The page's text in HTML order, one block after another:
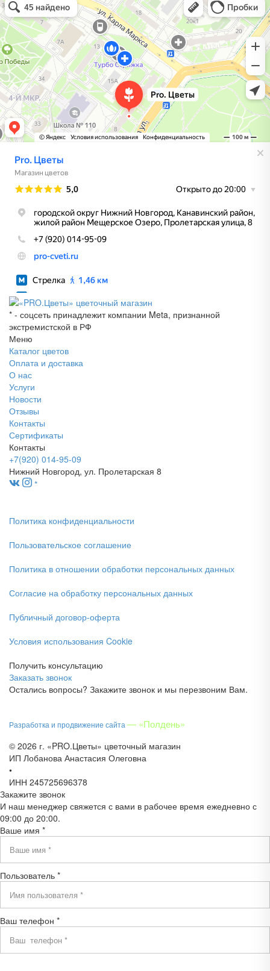
Магазин цветов в Нижнем Новгороде
Доставка цветов и букетов в Нижнем Новгороде
* - соцсеть принадлежит компании Meta, признанной
экстремистской в РФ
Меню
Каталог цветов
Оплата и доставка
О нас
Услуги
Новости
Отзывы
Контакты
Сертификаты
Контакты
+7(920) 014-95-09
Нижний Новгород, ул. Пролетарская 8
*
Политика конфиденциальности
Пользовательское соглашение
Политика в отношении обработки персональных данных
Согласие на обработку персональных данных
Публичный договор-оферта
Условия использования Cookie
Получить консультацию
Заказать звонок
Остались вопросы? Закажите звонок и мы перезвоним Вам.
Разработка и продвижение сайта— «Полдень»
© 2026 г. «PRO.Цветы» цветочный магазин
ИП Лобанова Анастасия Олеговна
•
ИНН 245725696378
Закажите звонок
И наш менеджер свяжется с вами в рабочее время ежедневно с
09:00 до 20:00.
Ваше имя *
Пользователь *
Ваш телефон *